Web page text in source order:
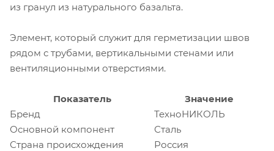
из гранул из натурального базальта.
Элемент, который служит для герметизации швов
рядом с трубами, вертикальными стенами или
вентиляционными отверстиями.
Показатель
Значение
Бренд
ТехноНИКОЛЬ
Основной компонент
Сталь
Страна происхождения
Россия